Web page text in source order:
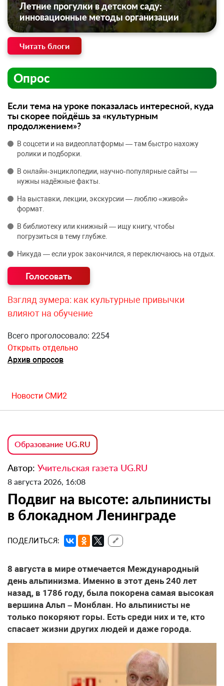
Летние прогулки в детском саду:
инновационные методы организации
Читать блоги
Опрос
Если тема на уроке показалась интересной, куда
ты скорее пойдёшь за «культурным
продолжением»?
В соцсети и на видеоплатформы — там быстро нахожу
ролики и подборки.
В онлайн‑энциклопедии, научно‑популярные сайты —
нужны надёжные факты.
На выставки, лекции, экскурсии — люблю «живой»
формат.
В библиотеку или книжный — ищу книгу, чтобы
погрузиться в тему глубже.
Никуда — если урок закончился, я переключаюсь на отдых.
Взгляд зумера: как культурные привычки
влияют на обучение
Всего проголосовало: 2254
Открыть отдельно
Архив опросов
Новости СМИ2
Образование UG.RU
Автор: Учительская газета UG.RU
8 августа 2026, 16:08
Подвиг на высоте: альпинисты
в блокадном Ленинграде
ПОДЕЛИТЬСЯ: 🔗
8 августа в мире отмечается Международный
день альпинизма. Именно в этот день 240 лет
назад, в 1786 году, была покорена самая высокая
вершина Альп – Монблан. Но альпинисты не
только покоряют горы. Есть среди них и те, кто
спасает жизни других людей и даже города.